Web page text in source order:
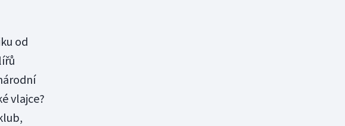
od
vlajce?